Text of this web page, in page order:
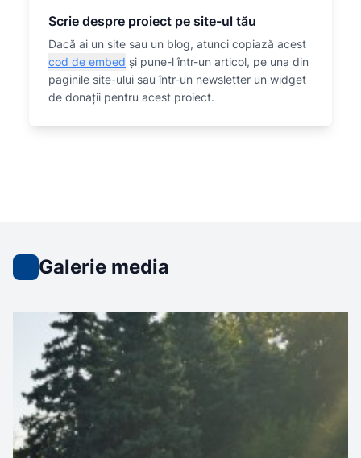
Scrie despre proiect pe site-ul tău
Dacă ai un site sau un blog, atunci copiază acest
cod de embed și pune-l într-un articol, pe una din
paginile site-ului sau într-un newsletter un widget
de donații pentru acest proiect.
Galerie media